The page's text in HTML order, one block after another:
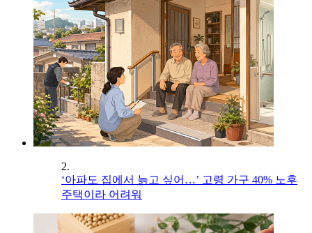
2.
‘아파도 집에서 늙고 싶어…’ 고령 가구 40% 노후
주택이라 어려워